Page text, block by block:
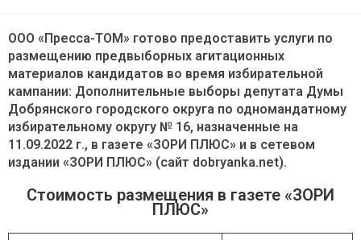
ООО «Пресса-ТОМ» готово предоставить услуги по
размещению предвыборных агитационных
материалов кандидатов во время избирательной
кампании: Дополнительные выборы депутата Думы
Добрянского городского округа по одномандатному
избирательному округу № 16, назначенные на
11.09.2022 г., в газете «ЗОРИ ПЛЮС» и в сетевом
издании «ЗОРИ ПЛЮС» (сайт dobryanka.net).
Стоимость размещения в газете «ЗОРИ
ПЛЮС»